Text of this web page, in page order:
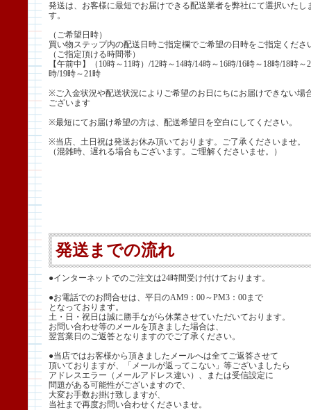
発送は、お客様に最短でお届けできる配送業者を弊社にて選択いたし
す。
（ご希望日時）
買い物ステップ内の配送日時ご指定欄でご希望の日時をご指定くださ
（ご指定頂ける時間帯）
【午前中】（10時～11時）/12時～14時/14時～16時/16時～18時/18時～
時/19時～21時
※ご入金状況や配送状況によりご希望のお日にちにお届けできない場
ございます
※最短にてお届け希望の方は、配送希望日を空白にしてください。
※当店、土日祝は発送お休み頂いております。ご了承くださいませ。
（混雑時、遅れる場合もございます。ご理解くださいませ。）
発送までの流れ
●インターネットでのご注文は24時間受け付けております。
●お電話でのお問合せは、平日のAM9：00～PM3：00まで
となっております。
土・日・祝日は誠に勝手ながら休業させていただいております。
お問い合わせ等のメールを頂きました場合は、
翌営業日のご返答となりますのでご了承ください。
●当店ではお客様から頂きましたメールへは全てご返答させて
頂いておりますが、「メールが返ってこない」等ございましたら
アドレスエラー（メールアドレス違い）、または受信設定に
問題がある可能性がございますので、
大変お手数お掛け致しますが、
当社まで再度お問い合わせくださいませ。